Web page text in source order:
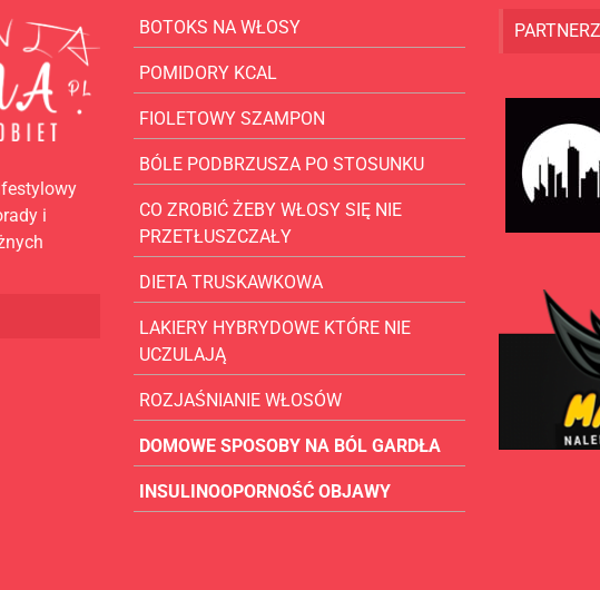
i
BOTOKS NA WŁOSY
POMIDORY KCAL
FIOLETOWY SZAMPON
BÓLE PODBRZUSZA PO STOSUNKU
CO ZROBIĆ ŻEBY WŁOSY SIĘ NIE
PRZETŁUSZCZAŁY
DIETA TRUSKAWKOWA
LAKIERY HYBRYDOWE KTÓRE NIE
UCZULAJĄ
ROZJAŚNIANIE WŁOSÓW
DOMOWE SPOSOBY NA BÓL GARDŁA
INSULINOOPORNOŚĆ OBJAWY